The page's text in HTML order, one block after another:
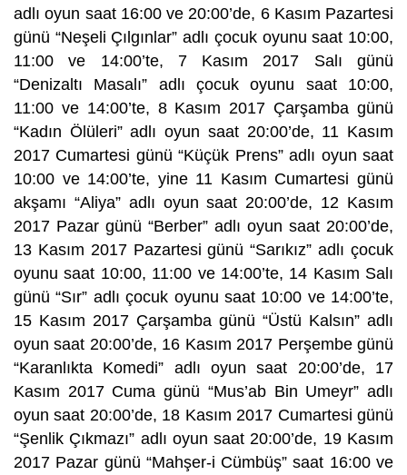
adlı oyun saat 16:00 ve 20:00’de, 6 Kasım Pazartesi
günü “Neşeli Çılgınlar” adlı çocuk oyunu saat 10:00,
11:00 ve 14:00’te, 7 Kasım 2017 Salı günü
“Denizaltı Masalı” adlı çocuk oyunu saat 10:00,
11:00 ve 14:00’te, 8 Kasım 2017 Çarşamba günü
“Kadın Ölüleri” adlı oyun saat 20:00’de, 11 Kasım
2017 Cumartesi günü “Küçük Prens” adlı oyun saat
10:00 ve 14:00’te, yine 11 Kasım Cumartesi günü
akşamı “Aliya” adlı oyun saat 20:00’de, 12 Kasım
2017 Pazar günü “Berber” adlı oyun saat 20:00’de,
13 Kasım 2017 Pazartesi günü “Sarıkız” adlı çocuk
oyunu saat 10:00, 11:00 ve 14:00’te, 14 Kasım Salı
günü “Sır” adlı çocuk oyunu saat 10:00 ve 14:00’te,
15 Kasım 2017 Çarşamba günü “Üstü Kalsın” adlı
oyun saat 20:00’de, 16 Kasım 2017 Perşembe günü
“Karanlıkta Komedi” adlı oyun saat 20:00’de, 17
Kasım 2017 Cuma günü “Mus’ab Bin Umeyr” adlı
oyun saat 20:00’de, 18 Kasım 2017 Cumartesi günü
“Şenlik Çıkmazı” adlı oyun saat 20:00’de, 19 Kasım
2017 Pazar günü “Mahşer-i Cümbüş” saat 16:00 ve